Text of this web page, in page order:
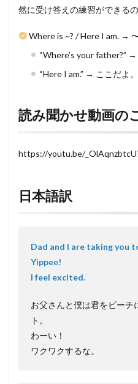
然に受け答えの練習ができる
Where is ~? / Here I am. →
“Where’s your father?”
“Here I am.” → ここだよ。
読み聞かせ動画の
https://youtu.be/
日本語訳
Dad and I are taking you
Yippee!
I feel excited.
お父さんと僕は君をビーチ
ト。
わーい！
ワクワクするな。